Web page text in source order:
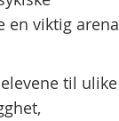
en viktig arena
til ulike